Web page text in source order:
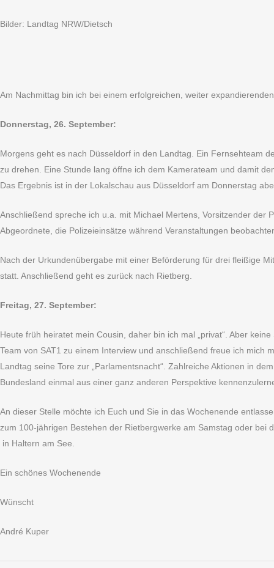
Bilder: Landtag NRW/Dietsch
Am Nachmittag bin ich bei einem erfolgreichen, weiter
Donnerstag, 26. September:
Morgens geht es nach Düsseldorf in den Landtag. Ein Fernsehteam
zu drehen. Eine Stunde lang öffne ich dem Kamerateam und damit
Das Ergebnis ist in der Lokalschau aus Düsseldorf am Donnerstag
Anschließend spreche ich u.a. mit Michael Mertens, Vorsitzender der
Abgeordnete, die Polizeieinsätze während Veranstaltungen
Nach der Urkundenübergabe mit einer Beförderung für drei fleißige
statt. Anschließend geht es zurück nach Rietberg.
Freitag, 27. September:
Heute früh heiratet mein Cousin, daher bin ich mal „privat“. Aber
Team von SAT1 zu einem Interview und anschließend freue ich mich
Landtag seine Tore zur „Parlamentsnacht“. Zahlreiche Aktionen in
Bundesland einmal aus einer ganz anderen Perspektive
An dieser Stelle möchte ich Euch und Sie in das Wochenende
zum 100-jährigen Bestehen der Rietbergwerke am Samstag oder bei
in Haltern am See.
Ein schönes Wochenende
Wünscht
André Kuper